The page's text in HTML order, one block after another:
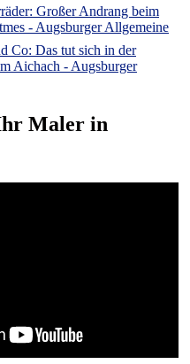
Großer Andrang beim
- Augsburger Allgemeine
Co: Das tut sich in der
Aichach - Augsburger
Maler in